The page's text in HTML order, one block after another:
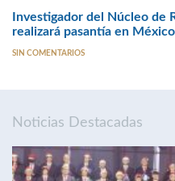
Investigador del Núcleo de
realizará pasantía en México
SIN COMENTARIOS
Noticias Destacadas